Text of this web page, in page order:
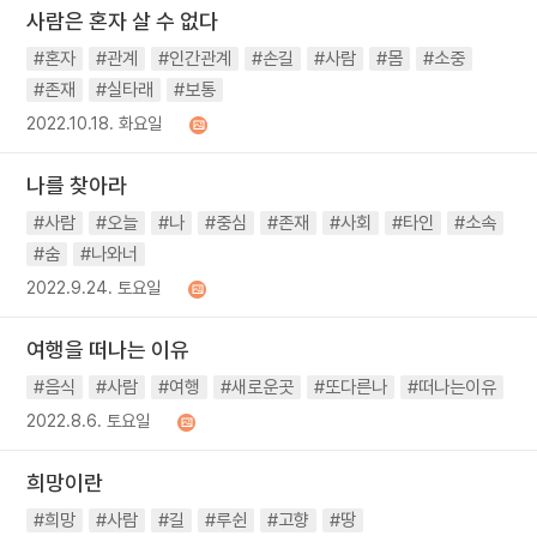
사람은 혼자 살 수 없다
#혼자 #관계 #인간관계 #손길 #사람 #몸
#소중
#존재
#실타래 #보통
2022.10.18. 화요일
나를 찾아라
#사람 #오늘 #나 #중심 #존재 #사회 #타인
#소속
#숨
#나와너
2022.9.24. 토요일
여행을 떠나는 이유
#음식 #사람 #여행 #새로운곳 #또다른나 #떠나는이유
2022.8.6. 토요일
희망이란
#희망 #사람 #길 #루쉰 #고향 #땅